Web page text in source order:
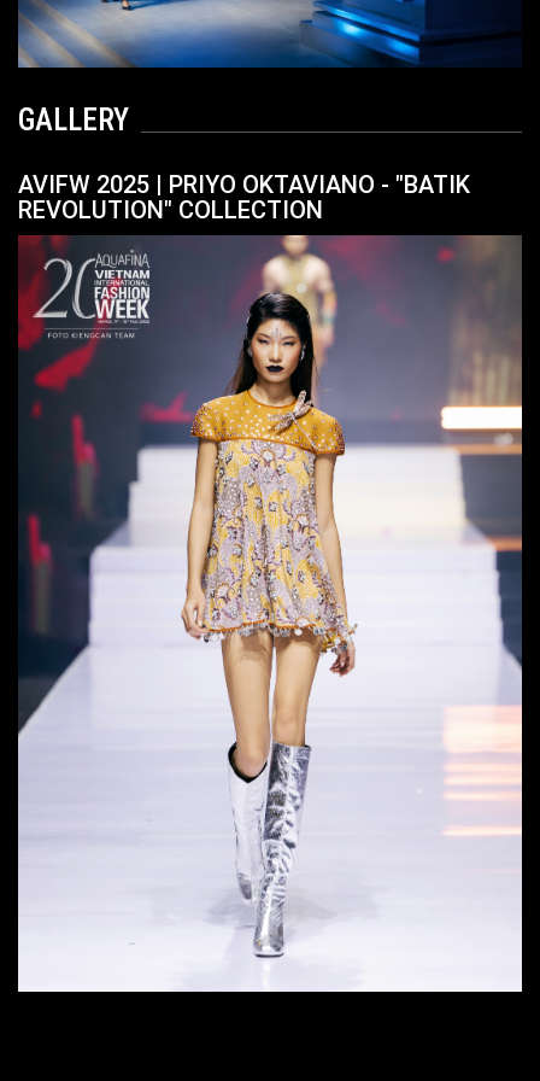
GALLERY
AVIFW 2025 | PRIYO OKTAVIANO - "BATIK
REVOLUTION" COLLECTION